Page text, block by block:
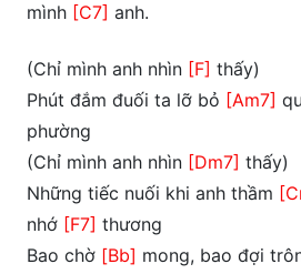
mình [C7] anh.
(Chỉ mình anh nhìn [F] thấy)
Phút đắm đuối ta lỡ bỏ [Am7]
phường
(Chỉ mình anh nhìn [Dm7] thấy)
Những tiếc nuối khi anh thầm
nhớ [F7] thương
Bao chờ [Bb] mong, bao đợi